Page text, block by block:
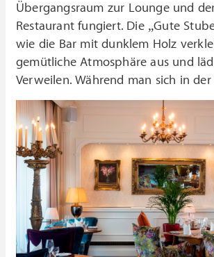
Übergangsraum zur Lounge und
Restaurant fungiert. Die „Gute
wie die Bar mit dunklem Holz
gemütliche Atmosphäre aus und
Verweilen.Während man sich in